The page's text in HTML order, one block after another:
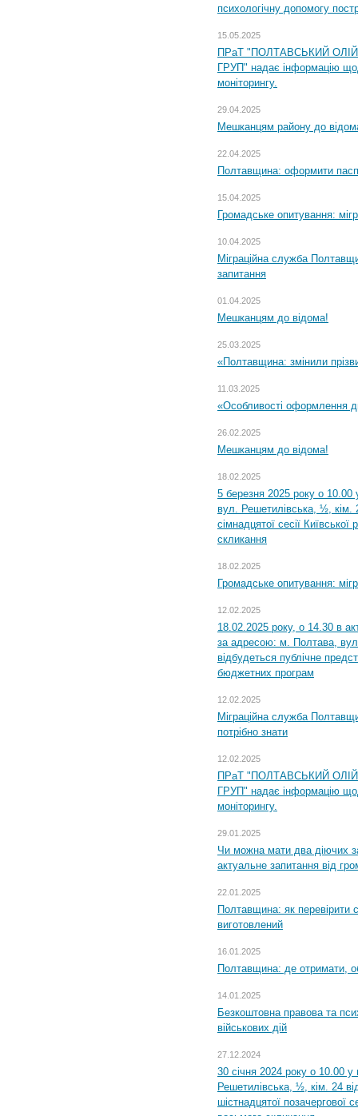
психологічну допомогу
15.05.2025
ПРаТ "ПОЛТАВСЬКИЙ
ГРУП" надає інформацію
моніторингу.
29.04.2025
Мешканцям району до
22.04.2025
Полтавщина: оформити
15.04.2025
Громадське опитування:
10.04.2025
Міграційна служба
запитання
01.04.2025
Мешканцям до відома!
25.03.2025
«Полтавщина: змінили
11.03.2025
«Особливості оформлення
26.02.2025
Мешканцям до відома!
18.02.2025
5 березня 2025 року о 10.00
вул. Решетилівська, ½, кім.
сімнадцятої сесії
скликання
18.02.2025
Громадське опитування:
12.02.2025
18.02.2025 року, о 14.30 в
за адресою: м. Полтава,
відбудеться публічне
бюджетних програм
12.02.2025
Міграційна служба
потрібно знати
12.02.2025
ПРаТ "ПОЛТАВСЬКИЙ
ГРУП" надає інформацію
моніторингу.
29.01.2025
Чи можна мати два діючих
актуальне запитання від
22.01.2025
Полтавщина: як перевірити
виготовлений
16.01.2025
Полтавщина: де отримати,
14.01.2025
Безкоштовна правова та
військових дій
27.12.2024
30 січня 2024 року о 10.00 у
Решетилівська, ½, кім. 24
шістнадцятої позачергової